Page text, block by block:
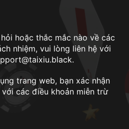
hoặc thắc mắc nào về các
nhiệm, vui lòng liên hệ với
.
trang web, bạn xác nhận
các điều khoản miễn trừ